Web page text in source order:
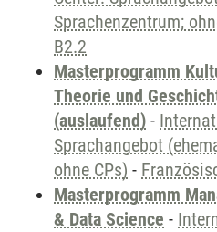
Sprachenzentrum;
B2.2
Masterprogramm
Theorie und
(auslaufend) -
Sprachangebot
ohne CPs) -
Masterprogramm
& Data Science -